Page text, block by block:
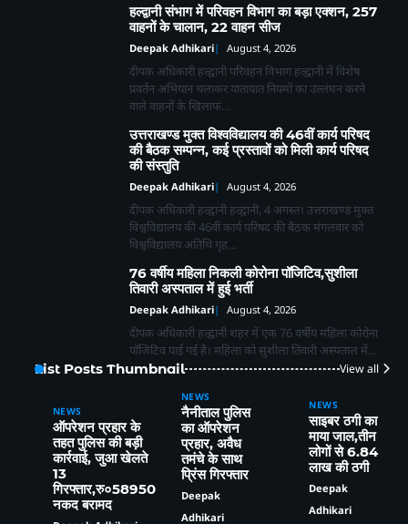
हल्द्वानी संभाग में परिवहन विभाग का बड़ा एक्शन, 257
वाहनों के चालान, 22 वाहन सीज
Deepak Adhikari August 4, 2026
दीपक अधिकारी हल्द्वानी परिवहन विभाग हल्द्वानी में विशेष
प्रवर्तन अभियान चलाकर यातायात नियमों का उल्लंघन करने
वाले वाहनों के खिलाफ…
उत्तराखण्ड मुक्त विश्वविद्यालय की 46वीं कार्य परिषद
की बैठक सम्पन्न, कई प्रस्तावों को मिली कार्य परिषद
की संस्तुति
Deepak Adhikari August 4, 2026
दीपक अधिकारी हल्द्वानी हल्द्वानी, 4 अगस्त। उत्तराखण्ड मुक्त
विश्वविद्यालय की 46वीं कार्य परिषद की बैठक मंगलवार को
विश्वविद्यालय अतिथि गृह…
76 वर्षीय महिला निकली कोरोना पॉजिटिव,सुशीला
तिवारी अस्पताल में हुई भर्ती
Deepak Adhikari August 4, 2026
दीपक अधिकारी हल्द्वानी शहर में एक 76 वर्षीय महिला कोरोना
पॉजिटिव पाई गई है। महिला को सुशीला तिवारी अस्पताल में…
List Posts Thumbnail View all
NEWS
ऑपरेशन प्रहार के
तहत पुलिस की बड़ी
कार्रवाई, जुआ खेलते
13
गिरफ्तार,रु०58950
नकद बरामद
NEWS
नैनीताल पुलिस
का ऑपरेशन
प्रहार, अवैध
तमंचे के साथ
प्रिंस गिरफ्तार
Deepak
Adhikari
NEWS
साइबर ठगी का
माया जाल,तीन
लोगों से 6.84
लाख की ठगी
Deepak
Adhikari
भाजपा कार्यकर्ताओं ने *‘एक पेड़ मां के नाम’*
अभियान के तहत किया पौधारोपण तथा पर्यावरण
संरक्षण का लिया संकल्प
Deepak Adhikari
लालकुआं- यहाँ पानी की टँकी से निकला सांपो
का जखीरा, मचा हड़कंप।
Deepak Adhikari
अधिकारियों के साथ की समीक्षा बैठक
Deepak Adhikari
हल्द्वानी: तीनपानी में चापड़-छुरे से हमला करने
वाले गौरव, सौरभ और सचिन गिरफ्तार, पुलिस ने
भेजा जेल
Deepak Adhikari